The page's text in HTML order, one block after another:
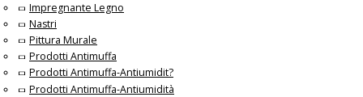
Impregnante Legno
Nastri
Pittura Murale
Prodotti Antimuffa
Prodotti Antimuffa-Antiumidit?
Prodotti Antimuffa-Antiumidità